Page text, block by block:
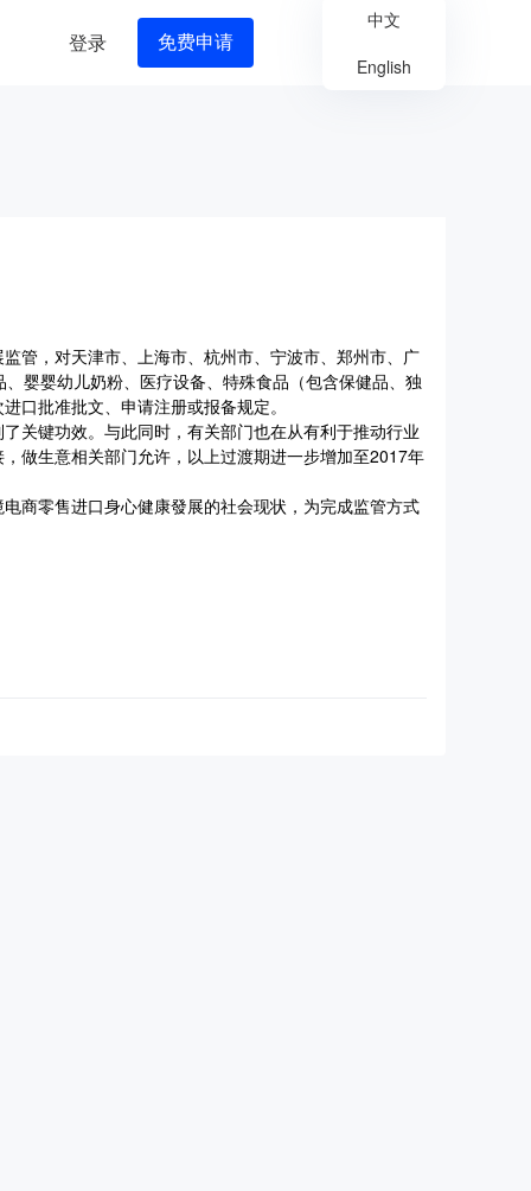
登录 免费申请
中文
English
管，对天津市、上海市、杭州市、宁波市、郑州市、广
婴婴幼儿奶粉、医疗设备、特殊食品（包含保健品、独
口批准批文、申请注册或报备规定。
关键功效。与此同时，有关部门也在从有利于推动行业
做生意相关部门允许，以上过渡期进一步增加至2017年
商零售进口身心健康發展的社会现状，为完成监管方式